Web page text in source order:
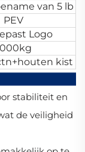
van 5 lb
PEV
Logo
kist
stabiliteit en
de veiligheid